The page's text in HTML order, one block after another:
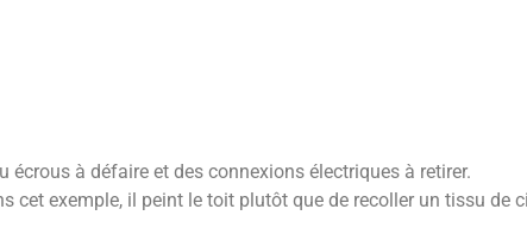
à défaire et des connexions électriques à retirer.
cet exemple, il peint le toit plutôt que de recoller un tissu de